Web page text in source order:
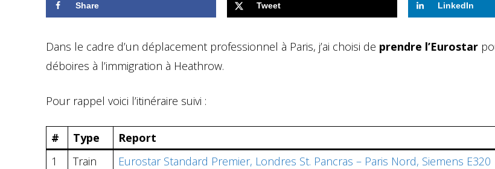
Share Tweet LinkedIn
Dans le cadre d’un déplacement professionnel à Paris, j’ai choisi de prendre l’Eurostar
déboires à l’immigration à Heathrow.
Pour rappel voici l’itinéraire suivi :
# Type
Report
1
Train
Eurostar Standard Premier, Londres St. Pancras – Paris Nord, Siemens E320